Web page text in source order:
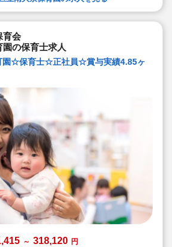
育会
の保育士求人
園☆保育士☆正社員☆賞与実績4.85ヶ
～ 318,120 円